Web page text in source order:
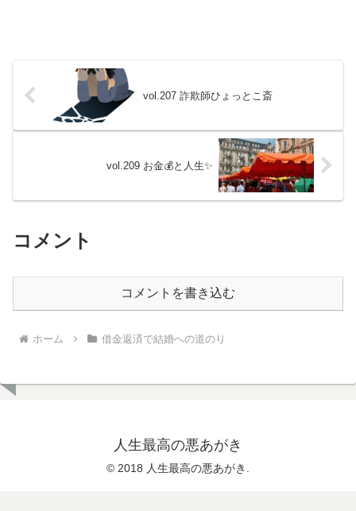
vol.207 詐欺師ひょっとこ斎
vol.209 お金💰と人生✨
コメント
コメントを書き込む
ホーム 借金返済で結婚への道のり
人生最高の悪あがき
© 2018 人生最高の悪あがき.